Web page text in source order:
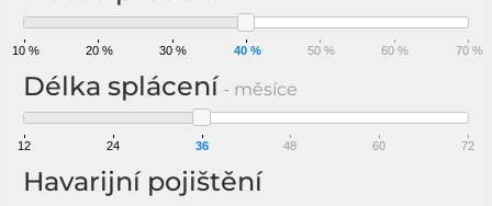
10 % 20 % 30 % 40 % 50 % 60 % 70 %
Délka splácení - měsíce
12 24 36 48 60 72
Havarijní pojištění